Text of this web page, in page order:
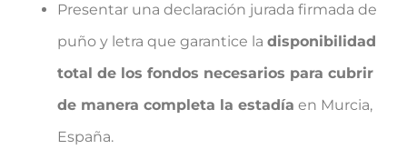
Presentar una declaración jurada firmada de
puño y letra que garantice la disponibilidad
total de los fondos necesarios para cubrir
de manera completa la estadía en Murcia,
España.